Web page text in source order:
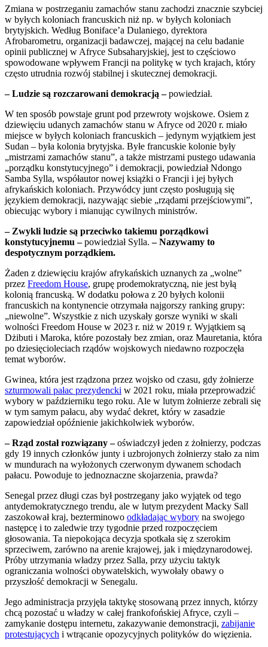
Zmiana w postrzeganiu zamachów stanu zachodzi znacznie szybciej
w byłych koloniach francuskich niż np. w byłych koloniach
brytyjskich. Według Boniface’a Dulaniego, dyrektora
Afrobarometru, organizacji badawczej, mającej na celu badanie
opinii publicznej w Afryce Subsaharyjskiej, jest to częściowo
spowodowane wpływem Francji na politykę w tych krajach, który
często utrudnia rozwój stabilnej i skutecznej demokracji.
– Ludzie są rozczarowani demokracją –powiedział.
W ten sposób powstaje grunt pod przewroty wojskowe. Osiem z
dziewięciu udanych zamachów stanu w Afryce od 2020 r. miało
miejsce w byłych koloniach francuskich – jedynym wyjątkiem jest
Sudan – była kolonia brytyjska. Byłe francuskie kolonie były
„mistrzami zamachów stanu”, a także mistrzami pustego udawania
„porządku konstytucyjnego” i demokracji, powiedział Ndongo
Samba Sylla, współautor nowej książki o Francji i jej byłych
afrykańskich koloniach. Przywódcy junt często posługują się
językiem demokracji, nazywając siebie „rządami przejściowymi”,
obiecując wybory i mianując cywilnych ministrów.
– Zwykli ludzie są przeciwko takiemu porządkowi
konstytucyjnemu –powiedział Sylla.– Nazywamy to
despotycznym porządkiem.
Żaden z dziewięciu krajów afrykańskich uznanych za „wolne”
przez Freedom House, grupę prodemokratyczną, nie jest byłą
kolonią francuską. W dodatku połowa z 20 byłych kolonii
francuskich na kontynencie otrzymała najgorszy ranking grupy:
„niewolne”. Wszystkie z nich uzyskały gorsze wyniki w skali
wolności Freedom House w 2023 r. niż w 2019 r. Wyjątkiem są
Dżibuti i Maroka, które pozostały bez zmian, oraz Mauretania, która
po dziesięcioleciach rządów wojskowych niedawno rozpoczęła
temat wyborów.
Gwinea, która jest rządzona przez wojsko od czasu, gdy żołnierze
szturmowali pałac prezydencki w 2021 roku, miała przeprowadzić
wybory w październiku tego roku. Ale w lutym żołnierze zebrali się
w tym samym pałacu, aby wydać dekret, który w zasadzie
zapowiedział opóźnienie jakichkolwiek wyborów.
– Rząd został rozwiązany –oświadczył jeden z żołnierzy, podczas
gdy 19 innych członków junty i uzbrojonych żołnierzy stało za nim
w mundurach na wyłożonych czerwonym dywanem schodach
pałacu. Powoduje to jednoznaczne skojarzenia, prawda?
Senegal przez długi czas był postrzegany jako wyjątek od tego
antydemokratycznego trendu, ale w lutym prezydent Macky Sall
zaszokował kraj, bezterminowo odkładając wybory na swojego
następcę i to zaledwie trzy tygodnie przed rozpoczęciem
głosowania. Ta niepokojąca decyzja spotkała się z szerokim
sprzeciwem, zarówno na arenie krajowej, jak i międzynarodowej.
Próby utrzymania władzy przez Salla, przy użyciu taktyk
ograniczania wolności obywatelskich, wywołały obawy o
przyszłość demokracji w Senegalu.
Jego administracja przyjęła taktykę stosowaną przez innych, którzy
chcą pozostać u władzy w całej frankofońskiej Afryce, czyli –
zamykanie dostępu internetu, zakazywanie demonstracji, zabijanie
protestujących i wtrącanie opozycyjnych polityków do więzienia.